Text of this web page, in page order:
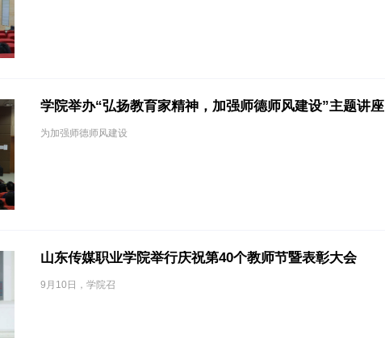
学院举办“弘扬教育家精神，加强师德师风建设”主题讲座
为加强师德师风建设
山东传媒职业学院举行庆祝第40个教师节暨表彰大会
9月10日，学院召